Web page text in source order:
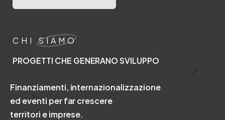
CHI
SIAMO
PROGETTI CHE GENERANO SVILUPPO
PROGETTI CHE GENERANO SVILUPPO
Finanziamenti, internazionalizzazione
ed eventi per far crescere
territori e imprese.